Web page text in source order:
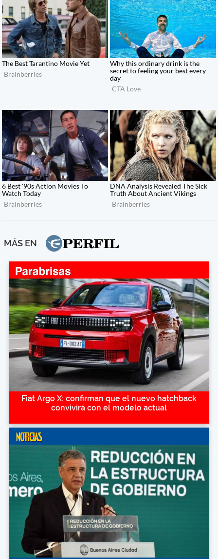
MÁS EN
Fiat Argo X: confirman que el nuevo hatchback
convivirá con el modelo actual